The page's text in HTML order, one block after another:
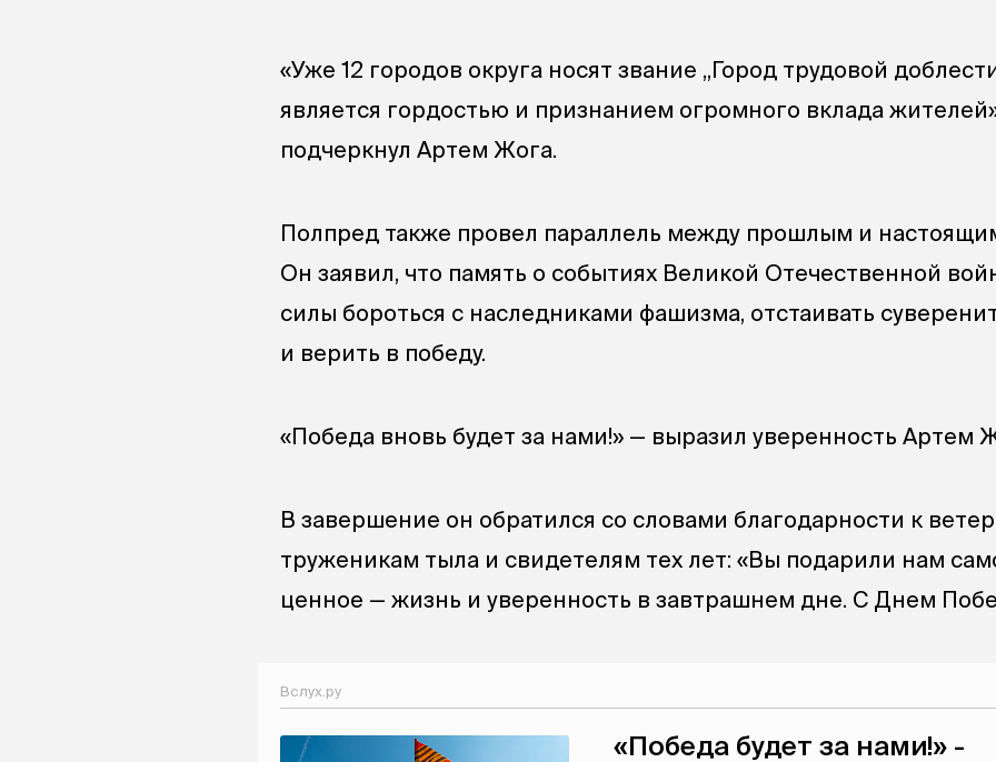
«Уже 12 городов округа носят звание „Город трудовой
является гордостью и признанием огромного вклада
подчеркнул Артем Жога.
Полпред также провел параллель между прошлым и
Он заявил, что память о событиях Великой Отечественной
силы бороться с наследниками фашизма, отстаивать
и верить в победу.
«Победа вновь будет за нами!» — выразил уверенность Артем
В завершение он обратился со словами благодарности к
труженикам тыла и свидетелям тех лет: «Вы подарили нам
ценное — жизнь и уверенность в завтрашнем дне. С Днем
Вслух.ру
«Победа будет за нами!» -